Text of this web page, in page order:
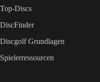
Top-Discs
DiscFinder
Discgolf Grundlagen
Spielerressourcen